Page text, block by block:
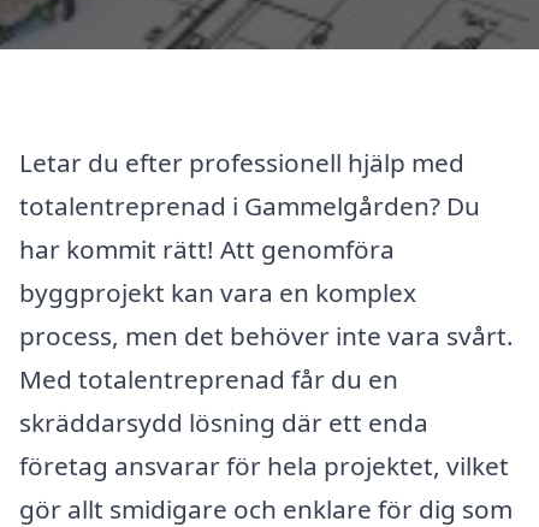
Letar du efter professionell hjälp med
totalentreprenad i Gammelgården? Du
har kommit rätt! Att genomföra
byggprojekt kan vara en komplex
process, men det behöver inte vara svårt.
Med totalentreprenad får du en
skräddarsydd lösning där ett enda
företag ansvarar för hela projektet, vilket
gör allt smidigare och enklare för dig som